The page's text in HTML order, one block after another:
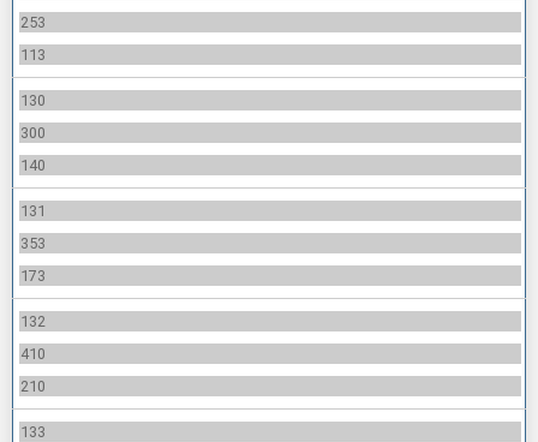
253
113
130
300
140
131
353
173
132
410
210
133